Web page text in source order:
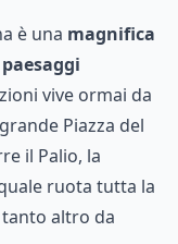
è una magnifica
vive ormai da
Piazza del
il Palio, la
ruota tutta la
tanto altro da